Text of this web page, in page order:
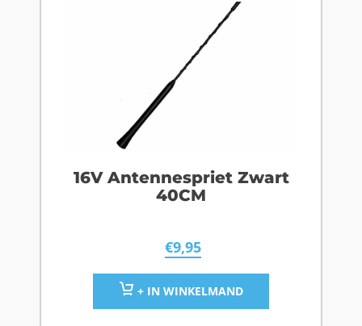
16V Antennespriet Zwart
40CM
€9,95
+ IN WINKELMAND